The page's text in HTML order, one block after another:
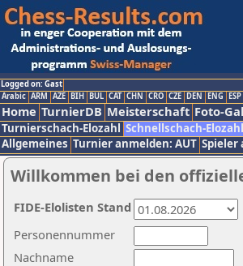
Logged on: Gast
Arabic ARM AZE BIH BUL CAT CHN CRO CZE DEN ENG ESP
Home TurnierDB Meisterschaft Foto-
Turnierschach-Elozahl Schnellschach-Elozahl
Allgemeines Turnier anmelden: AUT Spieler
Willkommen bei den
Nachname
Personennummer
FIDE-Elolisten Stand